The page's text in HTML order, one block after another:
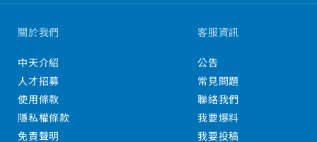
關於我們
中天介紹
人才招募
使用條款
隱私權條款
免責聲明
客服資訊
公告
常見問題
聯絡我們
我要爆料
我要投稿